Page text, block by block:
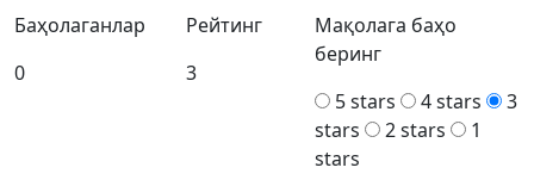
Баҳолаганлар
0
Рейтинг
3
Мақолага баҳо
беринг
5 stars
4 stars
3
stars
2 stars
1
stars